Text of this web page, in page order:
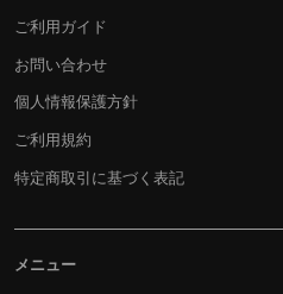
ご利用ガイド
お問い合わせ
個人情報保護方針
ご利用規約
特定商取引に基づく表記
メニュー